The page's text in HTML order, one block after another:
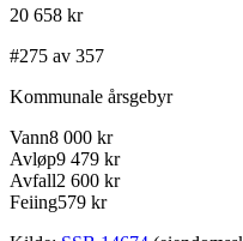
20 658 kr
#275 av 357
Kommunale årsgebyr
Vann8 000 kr
Avløp9 479 kr
Avfall2 600 kr
Feiing579 kr